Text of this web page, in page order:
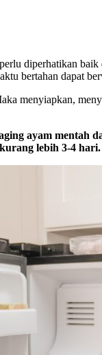
diperhatikan
bertahan dapat
menyiapkan,
ayam mentah
lebih 3-4 hari.